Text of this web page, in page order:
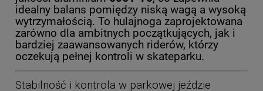
idealny balans pomiędzy niską wagą a wysoką
wytrzymałością. To hulajnoga zaprojektowana
zarówno dla ambitnych początkujących, jak i
bardziej zaawansowanych riderów, którzy
oczekują pełnej kontroli w skateparku.
Stabilność i kontrola w parkowej jeździe